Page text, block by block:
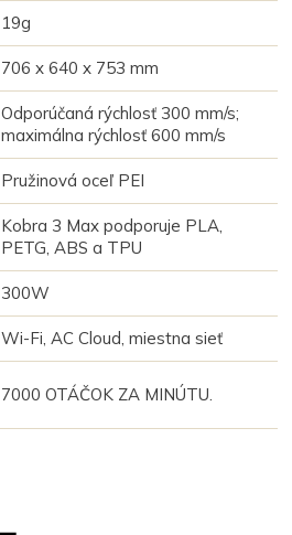
19g
706 x 640 x 753 mm
Odporúčaná rýchlosť 300 mm/s;
maximálna rýchlosť 600 mm/s
Pružinová oceľ PEI
Kobra 3 Max podporuje PLA,
PETG, ABS a TPU
300W
Wi-Fi, AC Cloud, miestna sieť
7000 OTÁČOK ZA MINÚTU.